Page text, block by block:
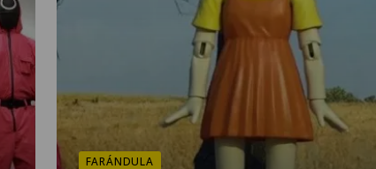
FARÁNDULA